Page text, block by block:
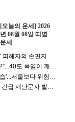
[오늘의 운세] 2026
년 08월 08일 띠별
운세
"나는 정말 괜찮다" 피해자의 손편지에도..국힘, '징계' 시작 [앵커리포트]
"이런 보험이 있어?”...40도 폭염이 깨운 ‘기후보험' [앵커리포트]
폭염 속 '오존의 공습'...서울보다 위험한 곳 따로 있다
[속보] 강릉에 호우 긴급 재난문자 발송...시간당 80mm 극한 호우